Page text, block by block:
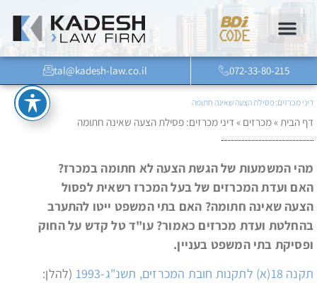
072-33-80-215
tal@kadesh-law.co.il
דיני מכרזים: פסילת הצעה שאינה חתומה
דף הבית »מכרזים »דיני מכרזים: פסילת הצעה שאינה חתומה
מהי המשמעות של הגשת הצעה לא חתומה במכרז?
האם ועדת המכרזים של בעל המכרז רשאית לפסול
הצעה שאינה חתומה? האם בתי המשפט ייטו להתערב
בהחלטת ועדת מכרזים כאמור? עו"ד טל קדש על החוק
ופסיקת בתי המשפט בעניין.
תקנה 18(א) לתקנות חובת המכרזים, תשנ"ג-1993
(להלן: